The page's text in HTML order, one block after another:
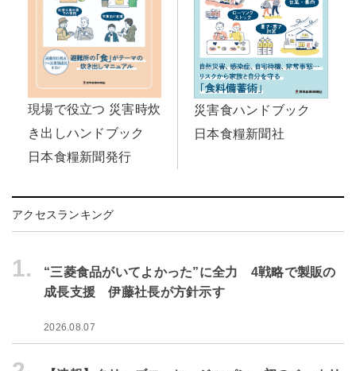
現場で役立つ 災害時炊
き出しハンドブック
日本食糧新聞発行
災害食ハンドブック
日本食糧新聞社
アクセスランキング
1.
“三菱食品がいてよかった”に全力 4戦略で製販の
成長支援 伊藤社長が方針示す
2026.08.07